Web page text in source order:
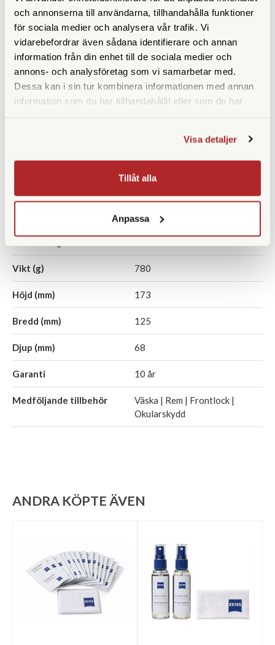
och annonserna till användarna, tillhandahålla funktioner
för sociala medier och analysera vår trafik. Vi
vidarebefordrar även sådana identifierare och annan
information från din enhet till de sociala medier och
annons- och analysföretag som vi samarbetar med.
Dessa kan i sin tur kombinera informationen med annan
information som du har tillhandahållit eller som de har
Visa detaljer
Tillåt alla
Anpassa
Utträdespupill (mm) 4,2
Synfält (º) 6,9
Synfält på 1000 m 120
Närgräns (m) 1,5
Centrumfokus
Prismatyp
Schmidt-Pechan
takkantsprisma
Ögonavstånd/Eye relief
18
Vikt (g) 780
Höjd (mm) 173
Bredd (mm) 125
Djup (mm) 68
Garanti 10 år
Medföljande tillbehör
Väska | Rem | Frontlock |
Okularskydd
ANDRA KÖPTE ÄVEN